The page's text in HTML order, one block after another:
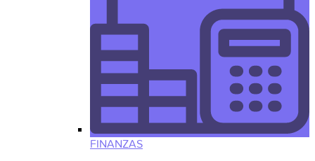
FINANZAS